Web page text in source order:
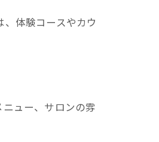
体験コースやカウ
ュー、サロンの雰